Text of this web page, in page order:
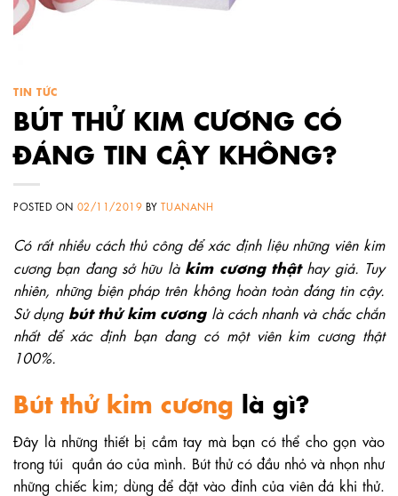
TIN TỨC
BÚT THỬ KIM CƯƠNG CÓ
ĐÁNG TIN CẬY KHÔNG?
POSTED ON 02/11/2019 BYTUANANH
Có rất nhiều cách thủ công để xác định liệu những viên kim
cương bạn đang sở hữu là kim cương thậthay giả. Tuy
nhiên, những biện pháp trên không hoàn toàn đáng tin cậy.
Sử dụng bút thử kim cươnglà cách nhanh và chắc chắn
nhất để xác định bạn đang có một viên kim cương thật
100%.
Bút thử kim cương là gì?
Đây là những thiết bị cầm tay mà bạn có thể cho gọn vào
trong túi quần áo của mình. Bút thử có đầu nhỏ và nhọn như
những chiếc kim; dùng để đặt vào đỉnh của viên đá khi thử.